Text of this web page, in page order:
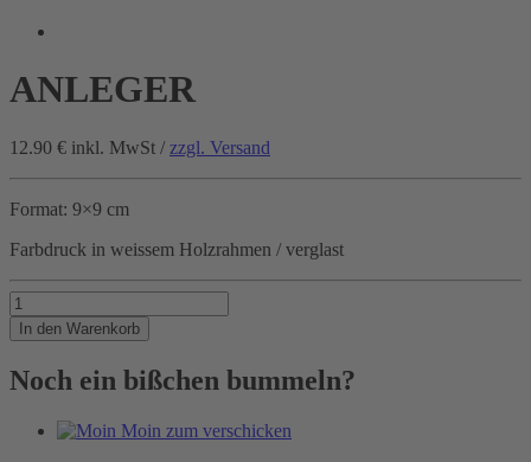
ANLEGER
12.90 € inkl. MwSt / zzgl. Versand
Format: 9×9 cm
Farbdruck in weissem Holzrahmen / verglast
ANLEGER
Menge
In den Warenkorb
Noch ein bißchen bummeln?